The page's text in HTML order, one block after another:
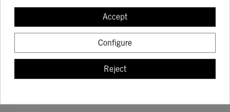
ANCLAJE DE PINZA DE FRENO WITH
PROTECTOR DE DISCO
179.08 152.22
BUY
Accept
Configure
Reject